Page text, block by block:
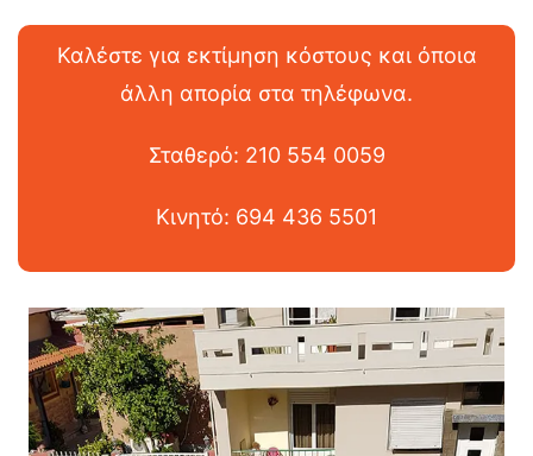
Καλέστε για εκτίμηση κόστους και όποια
άλλη απορία στα τηλέφωνα.
Σταθερό: 210 554 0059
Κινητό: 694 436 5501